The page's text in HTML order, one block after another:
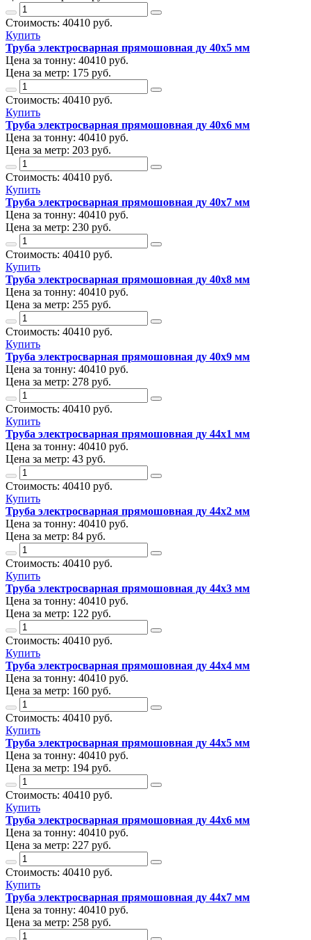
Стоимость: 40410 руб.
Купить
Труба электросварная прямошовная ду 40х5 мм
Цена за тонну: 40410 руб.
Цена за метр: 175 руб.
Стоимость: 40410 руб.
Купить
Труба электросварная прямошовная ду 40х6 мм
Цена за тонну: 40410 руб.
Цена за метр: 203 руб.
Стоимость: 40410 руб.
Купить
Труба электросварная прямошовная ду 40х7 мм
Цена за тонну: 40410 руб.
Цена за метр: 230 руб.
Стоимость: 40410 руб.
Купить
Труба электросварная прямошовная ду 40х8 мм
Цена за тонну: 40410 руб.
Цена за метр: 255 руб.
Стоимость: 40410 руб.
Купить
Труба электросварная прямошовная ду 40х9 мм
Цена за тонну: 40410 руб.
Цена за метр: 278 руб.
Стоимость: 40410 руб.
Купить
Труба электросварная прямошовная ду 44х1 мм
Цена за тонну: 40410 руб.
Цена за метр: 43 руб.
Стоимость: 40410 руб.
Купить
Труба электросварная прямошовная ду 44х2 мм
Цена за тонну: 40410 руб.
Цена за метр: 84 руб.
Стоимость: 40410 руб.
Купить
Труба электросварная прямошовная ду 44х3 мм
Цена за тонну: 40410 руб.
Цена за метр: 122 руб.
Стоимость: 40410 руб.
Купить
Труба электросварная прямошовная ду 44х4 мм
Цена за тонну: 40410 руб.
Цена за метр: 160 руб.
Стоимость: 40410 руб.
Купить
Труба электросварная прямошовная ду 44х5 мм
Цена за тонну: 40410 руб.
Цена за метр: 194 руб.
Стоимость: 40410 руб.
Купить
Труба электросварная прямошовная ду 44х6 мм
Цена за тонну: 40410 руб.
Цена за метр: 227 руб.
Стоимость: 40410 руб.
Купить
Труба электросварная прямошовная ду 44х7 мм
Цена за тонну: 40410 руб.
Цена за метр: 258 руб.